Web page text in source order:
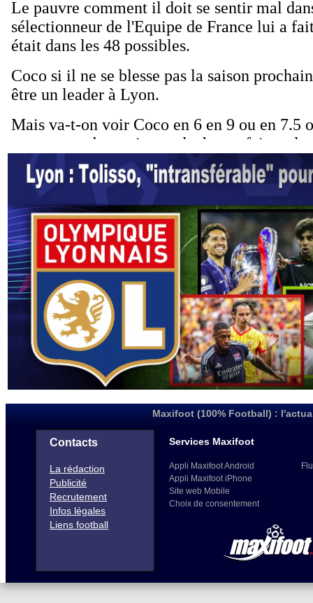
Maxifoot (100% Football) :
Contacts
La rédaction
Publicité
Recrutement
Infos légales
Liens football
Services Maxifoot
Appli Maxifoot Android
Appli Maxifoot iPhone
Site web Mobile
Choix de consentement